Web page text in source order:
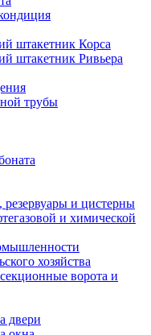
штакетник Корса
штакетник Ривьера
трубы
и цистерны
и химической
хозяйства
ворота и
двери